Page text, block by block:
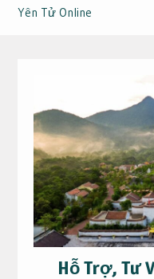
Yên Tử Online
Hỗ Trợ, Tư